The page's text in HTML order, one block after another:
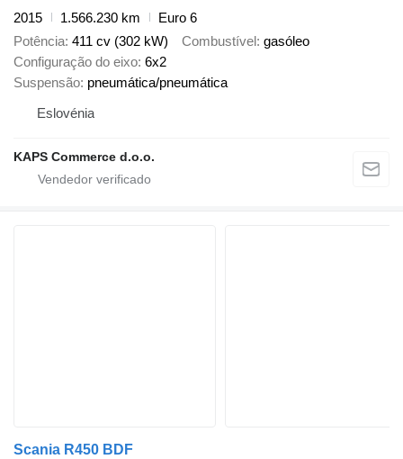
2015
1.566.230 km
Euro 6
Potência 411 cv (302 kW) Combustível gasóleo
Configuração do eixo 6x2
Suspensão pneumática/pneumática
Eslovénia
KAPS Commerce d.o.o.
Scania R450 BDF